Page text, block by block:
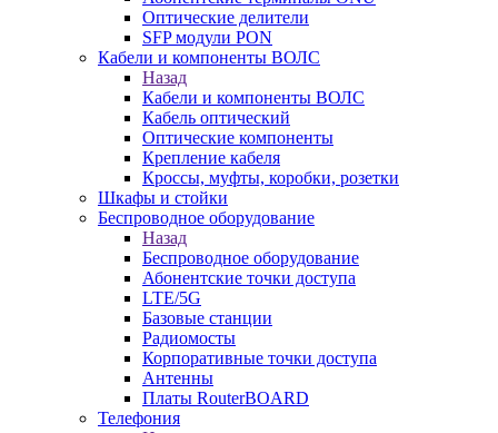
Оптические делители
SFP модули PON
Кабели и компоненты ВОЛС
Назад
Кабели и компоненты ВОЛС
Кабель оптический
Оптические компоненты
Крепление кабеля
Кроссы, муфты, коробки, розетки
Шкафы и стойки
Беспроводное оборудование
Назад
Беспроводное оборудование
Абонентские точки доступа
LTE/5G
Базовые станции
Радиомосты
Корпоративные точки доступа
Антенны
Платы RouterBOARD
Телефония